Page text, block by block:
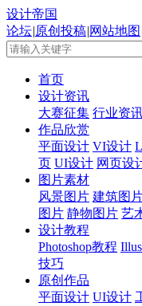
设计帝国
论坛|原创投稿|网站地图
首页
设计资讯
大赛征集 行业资
作品欣赏
平面设计 VI设计
页 UI设计 网页设
图片素材
风景图片 建筑图
图片 静物图片 艺
设计教程
Photoshop教程
技巧
原创作品
平面设计 UI设计